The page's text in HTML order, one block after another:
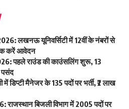
लखनऊ यूनिवर्सिटी में 12वीं के नंबरों से
करें आवेदन
पहले राउंड की काउंसलिंग शुरू, 13
डिप्टी मैनेजर के 135 पदों पर भर्ती, ₹2 लाख
बिजली विभाग में 2005 पदों पर